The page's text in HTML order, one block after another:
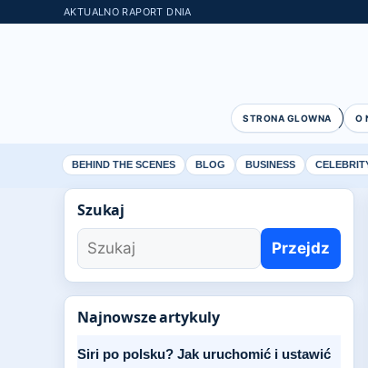
AKTUALNO RAPORT DNIA
STRONA GLOWNA O
BEHIND THE SCENES BLOG BUSINESS
Szukaj
Przejdz
Najnowsze artykuly
Siri po polsku? Jak uruchomić i ustawić